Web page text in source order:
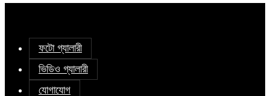
ফটো গ্যালারী
ভিডিও গ্যালারী
যোগাযোগ